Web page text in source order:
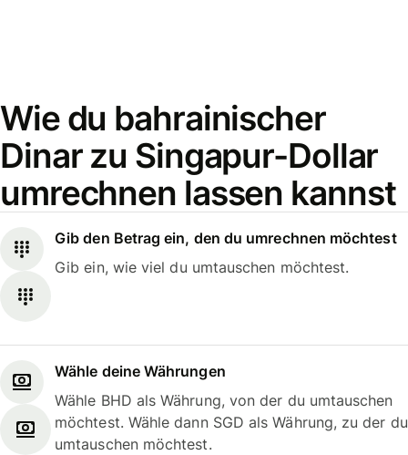
Wie du bahrainischer
Dinar zu Singapur-Dollar
umrechnen lassen kannst
Gib den Betrag ein, den du umrechnen möchtest
Gib ein, wie viel du umtauschen möchtest.
Wähle deine Währungen
Wähle BHD als Währung, von der du umtauschen
möchtest. Wähle dann SGD als Währung, zu der du
umtauschen möchtest.